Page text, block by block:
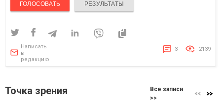
ГОЛОСОВАТЬ РЕЗУЛЬТАТЫ
Написать
в
редакцию
3 2139
Точка зрения
Все записи
>>